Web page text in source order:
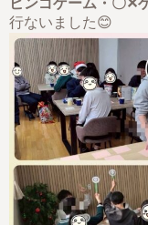
ビンゴゲーム・〇✕
行ないました😊